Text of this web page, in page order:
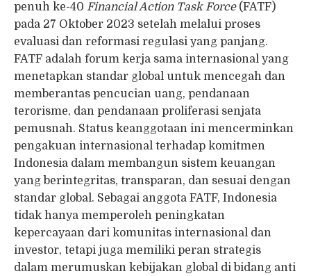
penuh ke-40 Financial Action Task Force(FATF)
pada 27 Oktober 2023 setelah melalui proses
evaluasi dan reformasi regulasi yang panjang.
FATF adalah forum kerja sama internasional yang
menetapkan standar global untuk mencegah dan
memberantas pencucian uang, pendanaan
terorisme, dan pendanaan proliferasi senjata
pemusnah. Status keanggotaan ini mencerminkan
pengakuan internasional terhadap komitmen
Indonesia dalam membangun sistem keuangan
yang berintegritas, transparan, dan sesuai dengan
standar global. Sebagai anggota FATF, Indonesia
tidak hanya memperoleh peningkatan
kepercayaan dari komunitas internasional dan
investor, tetapi juga memiliki peran strategis
dalam merumuskan kebijakan global di bidang anti